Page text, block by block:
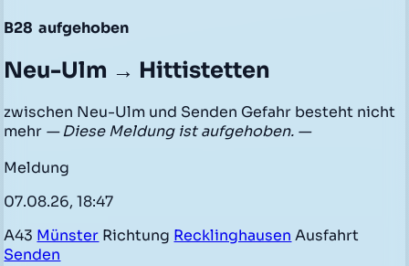
B28 aufgehoben
Neu-Ulm → Hittistetten
zwischen Neu-Ulm und Senden Gefahr besteht nicht
mehr — Diese Meldung ist aufgehoben. —
Meldung
07.08.26, 18:47
A43 Münster Richtung Recklinghausen Ausfahrt
Senden